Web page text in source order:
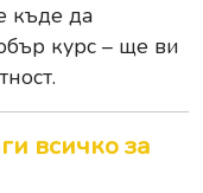
къде да
курс – ще ви
всичко за